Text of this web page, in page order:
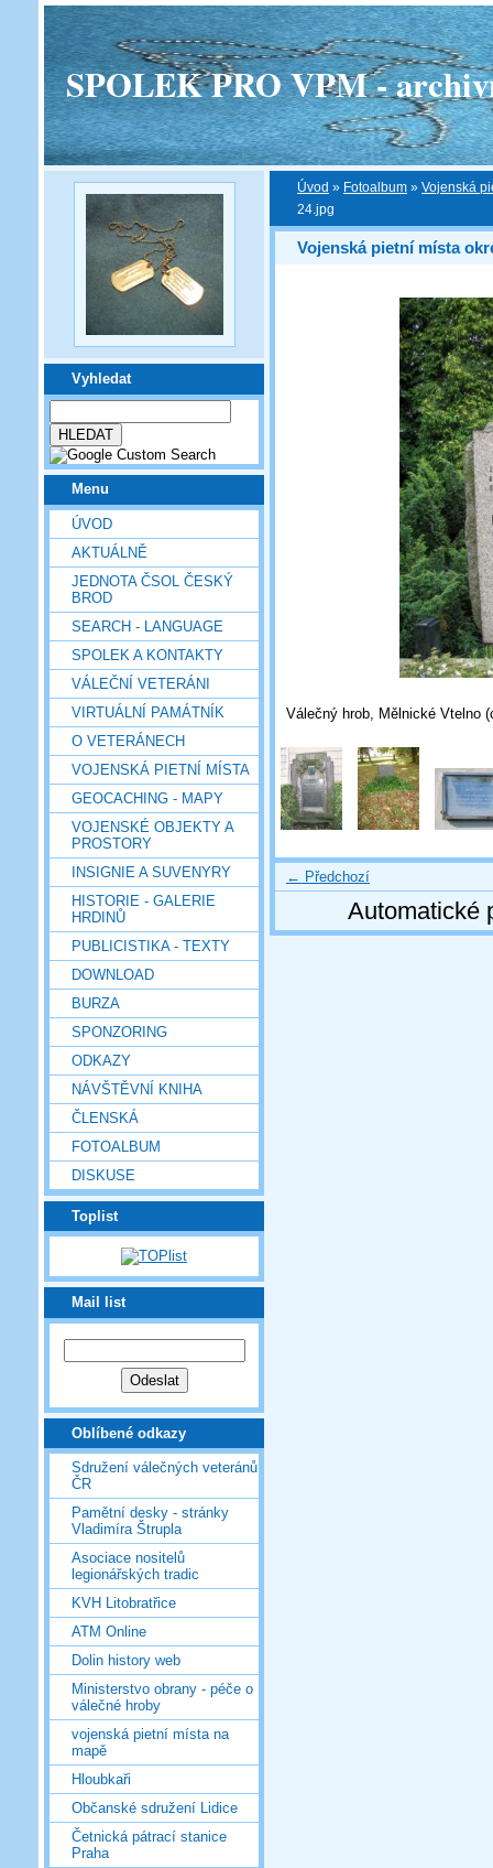
SPOLEK PRO VPM -
Vyhledat
Menu
ÚVOD
AKTUÁLNĚ
JEDNOTA ČSOL ČESKÝ
BROD
SEARCH - LANGUAGE
SPOLEK A KONTAKTY
VÁLEČNÍ VETERÁNI
VIRTUÁLNÍ PAMÁTNÍK
O VETERÁNECH
VOJENSKÁ PIETNÍ MÍSTA
GEOCACHING - MAPY
VOJENSKÉ OBJEKTY A
PROSTORY
INSIGNIE A SUVENYRY
HISTORIE - GALERIE
HRDINŮ
PUBLICISTIKA - TEXTY
DOWNLOAD
BURZA
SPONZORING
ODKAZY
NÁVŠTĚVNÍ KNIHA
ČLENSKÁ
FOTOALBUM
DISKUSE
Toplist
Mail list
Oblíbené odkazy
Sdružení válečných veteránů
ČR
Pamětní desky - stránky
Vladimíra Štrupla
Asociace nositelů
legionářských tradic
KVH Litobratřice
ATM Online
Dolin history web
Ministerstvo obrany - péče o
válečné hroby
vojenská pietní místa na
mapě
Hloubkaři
Občanské sdružení Lidice
Četnická pátrací stanice
Praha
Úvod » Fotoalbum » Vojenská
24.jpg
Vojenská pietní místa
Válečný hrob, Mělnické Vtelno
← Předchozí
Automatické